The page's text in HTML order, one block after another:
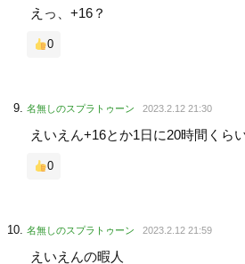
えっ、+16？
0
名無しのスプラトゥーン 2023.2.12 21:30
えいえん+16とか1日に20時間くら
0
名無しのスプラトゥーン 2023.2.12 21:59
えいえんの暇人